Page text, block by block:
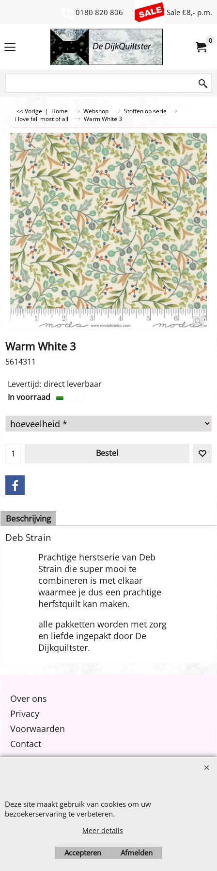
0180 820 806 Sale €8,- p.m.
0
<< Vorige | Home Webshop
Stoffen op serie
i love fall most of all
Warm White 3
Warm White 3
5614311
€ 1.00 incl BTW
Levertijd: direct leverbaar
Beschrijving
Deb Strain
Prachtige herstserie van Deb
Strain die super mooi te
combineren is met elkaar
waarmee je dus een prachtige
herfstquilt kan maken.
alle pakketten worden met zorg
en liefde ingepakt door De
Over ons
Privacy
Voorwaarden
Contact
After Summer Sale
Webwinkel gemaakt met
ShopFactory webwinkel
Deze site maakt gebruik van cookies om uw
bezoekerservaring te verbeteren.
Meer details
Accepteren Afmelden